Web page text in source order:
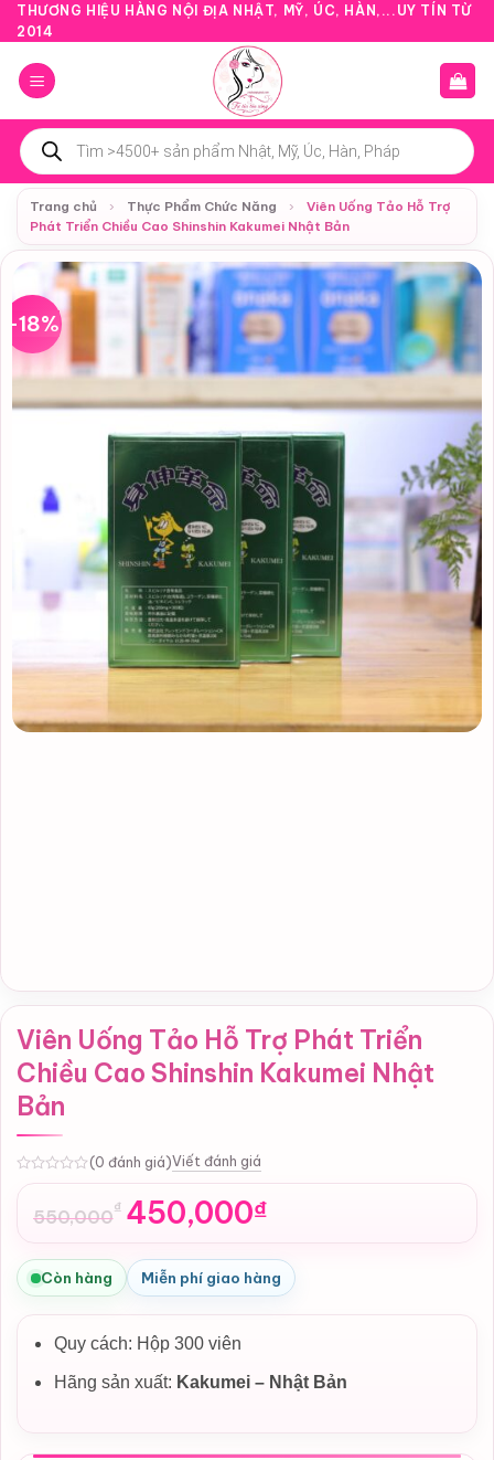
Bỏ
qua
nội
dung
THƯƠNG HIỆU HÀNG NỘI ĐỊA NHẬT, MỸ, ÚC, HÀN,...UY TÍN TỪ
2014
Tìm
kiếm
sản
phẩm
Trang chủ
› Thực Phẩm Chức Năng ›
Viên Uống Tảo Hỗ Trợ
Phát Triển Chiều Cao Shinshin Kakumei Nhật Bản
-18%
Viên Uống Tảo Hỗ Trợ Phát Triển
Chiều Cao Shinshin Kakumei Nhật
Bản
(0 đánh giá)Viết đánh giá
550,000₫
Giá
gốc
là:
550,000₫.
450,000₫
Giá
hiện
tại
là:
450,000₫.
Còn hàng Miễn phí giao hàng
Quy cách: Hộp 300 viên
Hãng sản xuất: Kakumei – Nhật Bản